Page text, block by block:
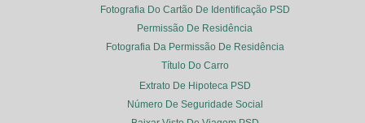
Fotografia Do Cartão De Identificação PSD
Permissão De Residência
Fotografia Da Permissão De Residência
Título Do Carro
Extrato De Hipoteca PSD
Número De Seguridade Social